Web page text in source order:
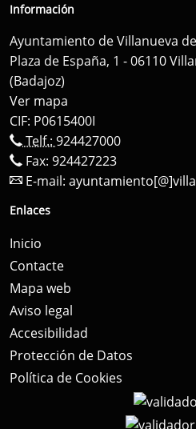
Información
Ayuntamiento de Villanueva
Plaza de España, 1 - 06110
(Badajoz)
Ver mapa
CIF: P0615400I
Telf.: 924427000
Fax: 924427223
E-mail:
Enlaces
Inicio
Contacte
Mapa web
Aviso legal
Accesibilidad
Protección de Datos
Política de Cookies